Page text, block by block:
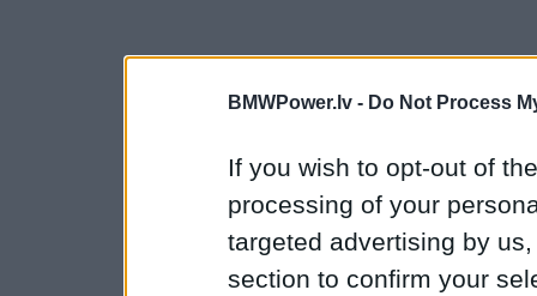
BMWPower.lv - Do Not Process
If you wish to opt-out of
processing of your
targeted advertising by
section to confirm your